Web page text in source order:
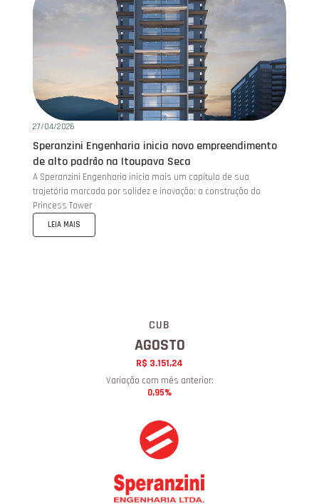
20/03/2025
Como Preparar sua Casa para o Outono🍂🏡
O outono chegou, trazendo temperaturas mais amenas e
aquele clima aconchegante. Confira essas dicas práticas que
vão ajudar a manter o ambiente confortável.
LEIA MAIS
CUB
AGOSTO
R$ 3.151,24
Variação com mês anterior:
0,95%